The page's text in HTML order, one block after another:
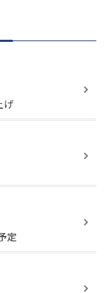
げ
定